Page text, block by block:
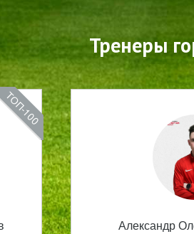
Тренеры
ТОП-100
Александр